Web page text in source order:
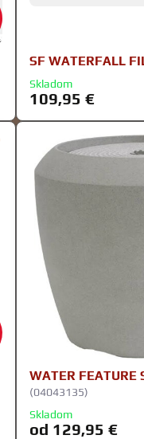
SF WATERFALL
Skladom
109,95 €
WATER FEATURE
(04043135)
Skladom
od 129,95 €